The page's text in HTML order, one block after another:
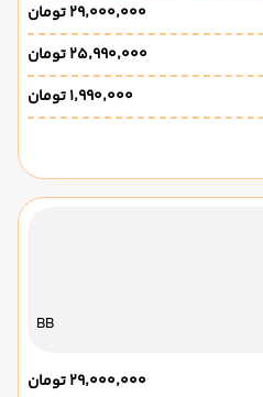
۲۹٬۰۰۰٬۰۰۰ تومان
۲۵٬۹۹۰٬۰۰۰ تومان
۱٬۹۹۰٬۰۰۰ تومان
BB
۲۹٬۰۰۰٬۰۰۰ تومان